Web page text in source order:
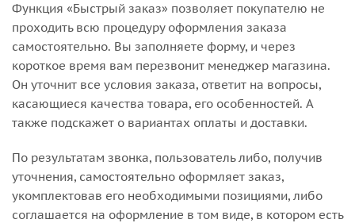
Функция «Быстрый заказ» позволяет покупателю не
проходить всю процедуру оформления заказа
самостоятельно. Вы заполняете форму, и через
короткое время вам перезвонит менеджер магазина.
Он уточнит все условия заказа, ответит на вопросы,
касающиеся качества товара, его особенностей. А
также подскажет о вариантах оплаты и доставки.
По результатам звонка, пользователь либо, получив
уточнения, самостоятельно оформляет заказ,
укомплектовав его необходимыми позициями, либо
соглашается на оформление в том виде, в котором есть